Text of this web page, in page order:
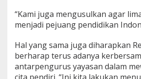
“Kami juga mengusulkan agar
menjadi pejuang pendidikan
Hal yang sama juga diharapkan
berharap terus adanya
antarpengurus yayasan dalam